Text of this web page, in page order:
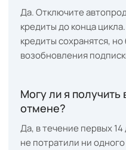
Да. Отключите
кредиты до конца
кредиты сохранятся,
возобновления
Могу ли я получить
отмене?
Да, в течение первых
не потратили ни